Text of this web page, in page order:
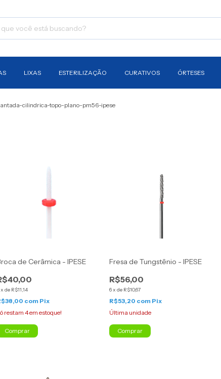
LIXAS ESTERILIZAÇÃO CURATIVOS ÓRTESES
cilindrica-topo-plano-pm56-ipese
de Cerâmica - IPESE
xde R$11,14
com Pix
restam4em estoque!
Comprar
Fresa de Tungstênio - IPESE
R$56,00
6x de R$10,67
R$53,20 com Pix
Última unidade
Comprar